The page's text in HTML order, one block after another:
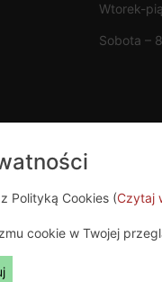
Wtorek-
Sobota –
Polityką Cookies (Czytaj
cookie w Twojej